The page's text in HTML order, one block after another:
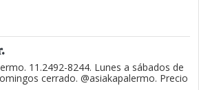
11.2492-8244. Lunes a sábados de
cerrado. @asiakapalermo. Precio